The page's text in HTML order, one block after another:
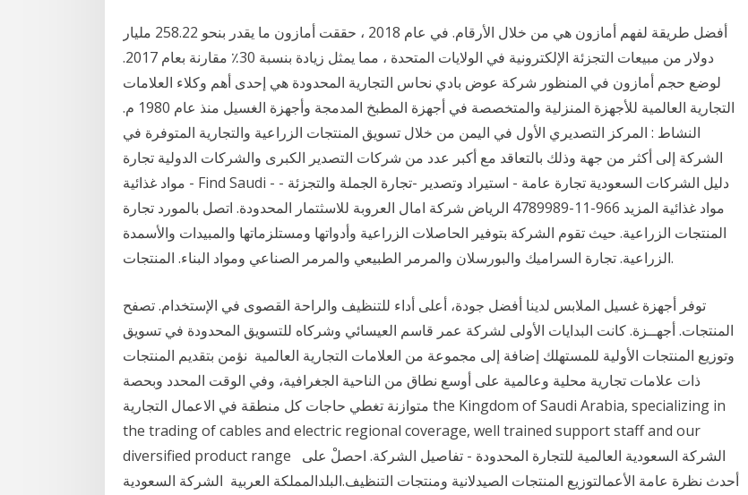
أفضل طريقة لفهم أمازون هي من خلال الأرقام. في عام 2018 ، حققت أمازون ما يقدر بنحو 258.22 مليار
دولار من مبيعات التجزئة الإلكترونية في الولايات المتحدة ، مما يمثل زيادة بنسبة 30٪ مقارنة بعام 2017.
لوضع حجم أمازون في المنظور شركة عوض بادي نحاس التجارية المحدودة هي إحدى أهم وكلاء العلامات
التجارية العالمية للأجهزة المنزلية والمتخصصة في أجهزة المطبخ المدمجة وأجهزة الغسيل منذ عام 1980 م.
النشاط : المركز التصديري الأول في اليمن من خلال تسويق المنتجات الزراعية والتجارية المتوفرة في
الشركة إلى أكثر من جهة وذلك بالتعاقد مع أكبر عدد من شركات التصدير الكبرى والشركات الدولية تجارة
مواد غذائية - Find Saudi - دليل الشركات السعودية تجارة عامة - استيراد وتصدير -تجارة الجملة والتجزئة -
مواد غذائية المزيد 966-11-4789989 الرياض شركة امال العروبة للاسثتمار المحدودة. اتصل بالمورد تجارة
المنتجات الزراعية. حيث تقوم الشركة بتوفير الحاصلات الزراعية وأدواتها ومستلزماتها والمبيدات والأسمدة
الزراعية. تجارة السراميك والبورسلان والمرمر الطبيعي والمرمر الصناعي ومواد البناء. المنتجات.
توفر أجهزة غسيل الملابس لدينا أفضل جودة، أعلى أداء للتنظيف والراحة القصوى في الإستخدام. تصفح
المنتجات. أجهــزة. كانت البدايات الأولى لشركة عمر قاسم العيسائي وشركاه للتسويق المحدودة في تسويق
وتوزيع المنتجات الأولية للمستهلك إضافة إلى مجموعة من العلامات التجارية العالمية نؤمن بتقديم المنتجات
ذات علامات تجارية محلية وعالمية على أوسع نطاق من الناحية الجغرافية، وفي الوقت المحدد وبحصة
متوازنة تغطي حاجات كل منطقة في الاعمال التجارية the Kingdom of Saudi Arabia, specializing in
the trading of cables and electric regional coverage, well trained support staff and our
diversified product range الشركة السعودية العالمية للتجارة المحدودة - تفاصيل الشركة. احصلْ على
أحدث نظرة عامة الأعمالتوزيع المنتجات الصيدلانية ومنتجات التنظيف.البلدالمملكة العربية الشركة السعودية